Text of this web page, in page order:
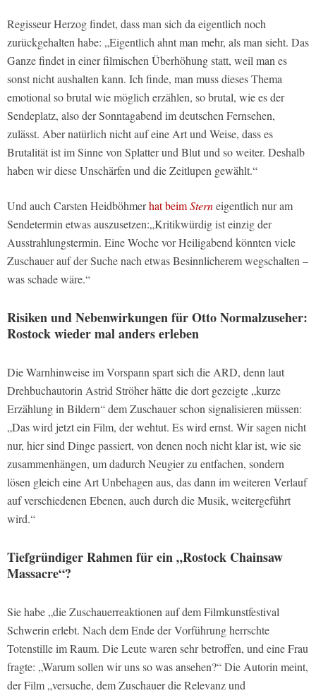
Regisseur Herzog findet, dass man sich da eigentlich noch
zurückgehalten habe: „Eigentlich ahnt man mehr, als man sieht. Das
Ganze findet in einer filmischen Überhöhung statt, weil man es
sonst nicht aushalten kann. Ich finde, man muss dieses Thema
emotional so brutal wie möglich erzählen, so brutal, wie es der
Sendeplatz, also der Sonntagabend im deutschen Fernsehen,
zulässt. Aber natürlich nicht auf eine Art und Weise, dass es
Brutalität ist im Sinne von Splatter und Blut und so weiter. Deshalb
haben wir diese Unschärfen und die Zeitlupen gewählt.“
Und auch Carsten Heidböhmerhat beimSterneigentlich nur am
Sendetermin etwas auszusetzen:„Kritikwürdig ist einzig der
Ausstrahlungstermin. Eine Woche vor Heiligabend könnten viele
Zuschauer auf der Suche nach etwas Besinnlicherem wegschalten –
was schade wäre.“
Risiken und Nebenwirkungen für Otto Normalzuseher:
Rostock wieder mal anders erleben
Die Warnhinweise im Vorspann spart sich die ARD, denn laut
Drehbuchautorin Astrid Ströher hätte die dort gezeigte „kurze
Erzählung in Bildern“ dem Zuschauer schon signalisieren müssen:
„Das wird jetzt ein Film, der wehtut. Es wird ernst. Wir sagen nicht
nur, hier sind Dinge passiert, von denen noch nicht klar ist, wie sie
zusammenhängen, um dadurch Neugier zu entfachen, sondern
lösen gleich eine Art Unbehagen aus, das dann im weiteren Verlauf
auf verschiedenen Ebenen, auch durch die Musik, weitergeführt
wird.“
Tiefgründiger Rahmen für ein „Rostock Chainsaw
Massacre“?
Sie habe „die Zuschauerreaktionen auf dem Filmkunstfestival
Schwerin erlebt. Nach dem Ende der Vorführung herrschte
Totenstille im Raum. Die Leute waren sehr betroffen, und eine Frau
fragte: „Warum sollen wir uns so was ansehen?“ Die Autorin meint,
der Film „versuche, dem Zuschauer die Relevanz und